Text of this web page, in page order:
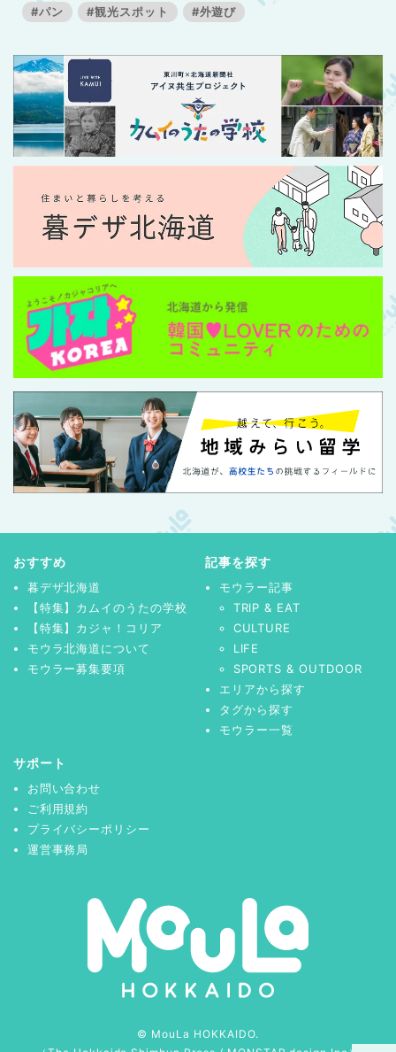
#パン
#観光スポット #外遊び
おすすめ
暮デザ北海道
【特集】カムイのうたの学校
【特集】カジャ！コリア
モウラ北海道について
モウラー募集要項
記事を探す
モウラー記事
TRIP & EAT
CULTURE
LIFE
SPORTS & OUTDOOR
エリアから探す
タグから探す
モウラー一覧
サポート
お問い合わせ
ご利用規約
プライバシーポリシー
運営事務局
© MouLa HOKKAIDO.